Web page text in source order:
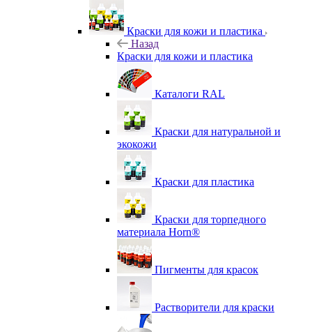
Краски для кожи и пластика
Назад
Краски для кожи и пластика
Каталоги RAL
Краски для натуральной и
экокожи
Краски для пластика
Краски для торпедного
материала Horn®
Пигменты для красок
Растворители для краски